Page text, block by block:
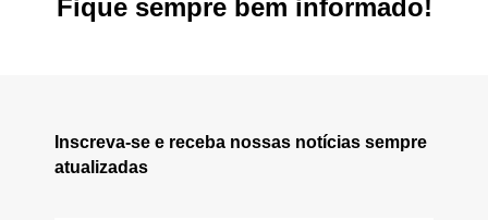
Fique sempre bem informado!
Inscreva-se e receba nossas notícias sempre
atualizadas